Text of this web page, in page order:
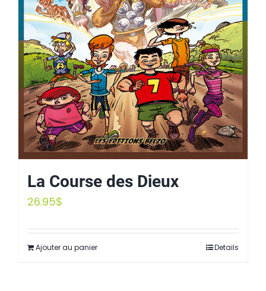
La Course des Dieux
26.95$
Ajouter au panier Details